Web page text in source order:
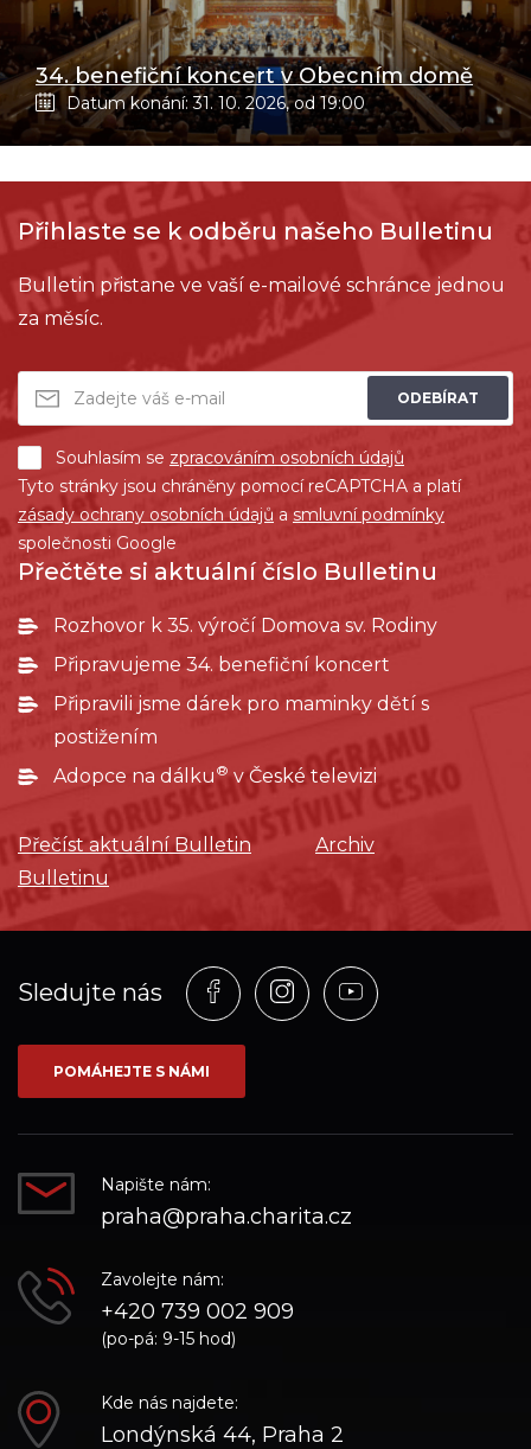
34. benefiční koncert v Obecním domě
Datum konání: 31. 10. 2026, od 19:00
Přihlaste se k odběru našeho Bulletinu
Bulletin přistane ve vaší e-mailové schránce jednou
za měsíc.
ODEBÍRAT
Souhlasím se zpracováním osobních údajů
Tyto stránky jsou chráněny pomocí reCAPTCHA a platí
zásady ochrany osobních údajů a smluvní podmínky
společnosti Google
Přečtěte si aktuální číslo Bulletinu
Rozhovor k 35. výročí Domova sv. Rodiny
Připravujeme 34. benefiční koncert
Připravili jsme dárek pro maminky dětí s
postižením
Adopce na dálku ®v České televizi
Přečíst aktuální Bulletin
Archiv
Bulletinu
Sledujte nás
Profil
na
síti_Facebook
Profil
na
Profil
na
POMÁHEJTE S NÁMI
Napište nám:
praha@praha.charita.cz
Zavolejte nám:
+420 739 002 909
(po-pá: 9-15 hod)
Kde nás najdete:
Londýnská 44, Praha 2